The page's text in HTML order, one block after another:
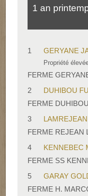
1 an
1 GERYANE
Propriété
FERME
2
DUHIBOU
FERME
3
FERME REJEAN
4
KENNEBEC
FERME SS
5
GARAY
FERME H.